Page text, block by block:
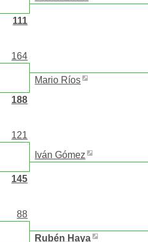
111
164
188
121
145
88
Mario Ríos
Iván Gómez
Rubén Haya